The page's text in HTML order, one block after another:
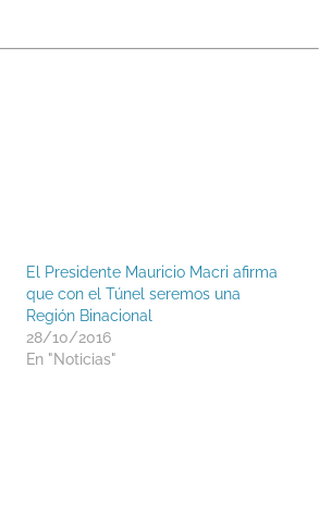
El Presidente Mauricio Macri afirma
que con el Túnel seremos una
Región Binacional
28/10/2016
En "Noticias"